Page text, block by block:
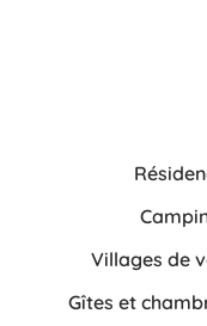
Villages de
Gîtes et